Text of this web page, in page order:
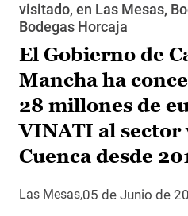
visitado, en Las Mesas,
Bodegas Horcaja
El Gobierno de
Mancha ha
28 millones de
VINATI al
Cuenca desde
Las Mesas 05 de Junio de